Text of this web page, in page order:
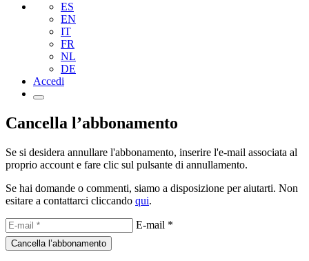
ES
EN
IT
FR
NL
DE
Accedi
Cancella l’abbonamento
Se si desidera annullare l'abbonamento, inserire l'e-mail associata al
proprio account e fare clic sul pulsante di annullamento.
Se hai domande o commenti, siamo a disposizione per aiutarti. Non
esitare a contattarci cliccando qui.
E-mail *